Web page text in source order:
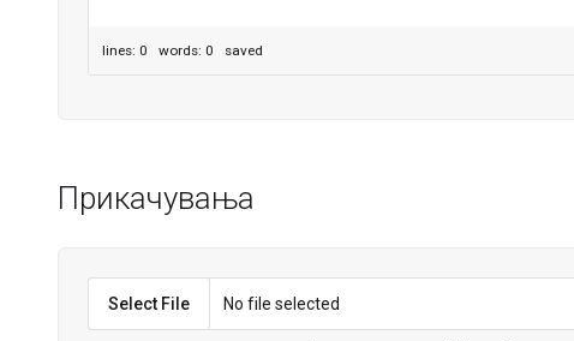
lines: 0 words: 0 saved
Прикачувања
Select File No file selected